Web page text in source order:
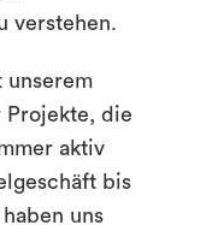
verstehen.
unserem
Projekte, die
aktiv
bis
uns